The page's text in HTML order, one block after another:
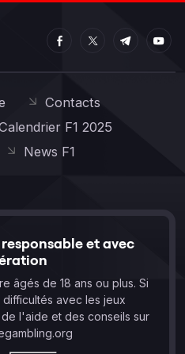
Contacts
F1 2025
News F1
et avec
âgés de 18 ans ou plus. Si
avec les jeux
l'aide et des conseils sur